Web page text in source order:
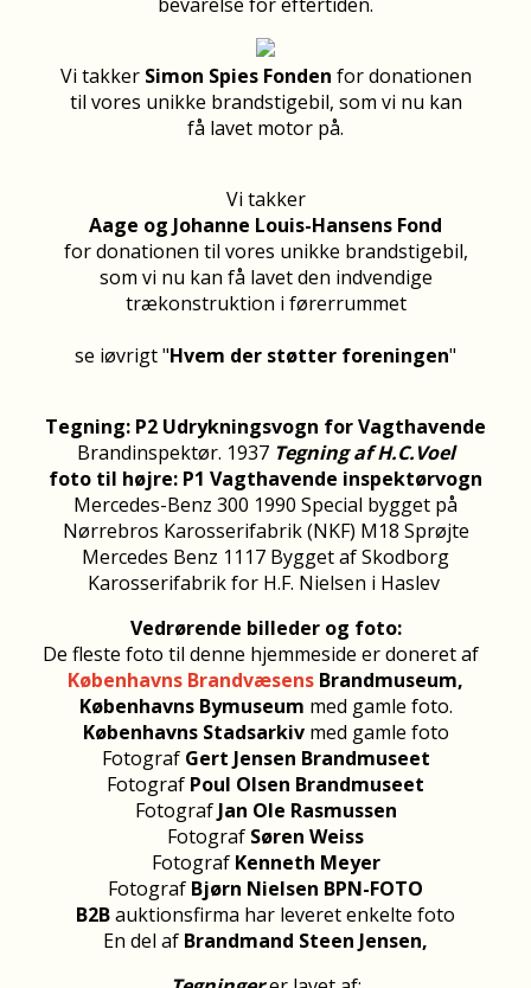
Vi takker Simon Spies Fonden for donationen
til vores unikke brandstigebil, som vi nu kan
få lavet motor på.
Vi takker
Aage og Johanne Louis-Hansens Fond
for donationen til vores unikke brandstigebil,
som vi nu kan få lavet den indvendige
trækonstruktion i førerrummet
se iøvrigt "Hvem der støtter foreningen"
Tegning: P2 Udrykningsvogn for Vagthavende
Brandinspektør. 1937 Tegning af H.C.Voel
foto til højre: P1 Vagthavende inspektørvogn
Mercedes-Benz 300 1990 Special bygget på
Nørrebros Karosserifabrik (NKF) M18 Sprøjte
Mercedes Benz 1117 Bygget af Skodborg
Karosserifabrik for H.F. Nielsen i Haslev
Vedrørende billeder og foto:
De fleste foto til denne hjemmeside er doneret af
Københavns Brandvæsens Brandmuseum,
Københavns Bymuseum med gamle foto.
Københavns Stadsarkiv med gamle foto
Fotograf Gert Jensen Brandmuseet
Fotograf Poul Olsen Brandmuseet
Fotograf Jan Ole Rasmussen
Fotograf Søren Weiss
Fotograf Kenneth Meyer
Fotograf Bjørn Nielsen BPN-FOTO
B2Bauktionsfirma har leveret enkelte foto
En del af Brandmand Steen Jensen,